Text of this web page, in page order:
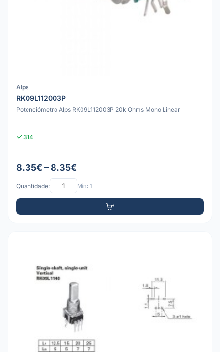
Alps
RK09L112003P
Potenciómetro Alps RK09L112003P 20k Ohms Mono Linear
314
8.35€ – 8.35€
Quantidade: Mín: 1